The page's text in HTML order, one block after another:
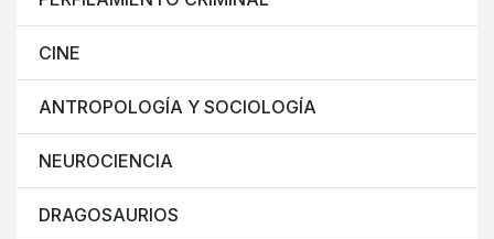
CINE
ANTROPOLOGÍA Y SOCIOLOGÍA
NEUROCIENCIA
DRAGOSAURIOS